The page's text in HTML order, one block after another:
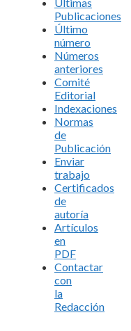
Publicaciones
Último
número
Números
anteriores
Comité
Editorial
Indexaciones
Normas
de
Publicación
Enviar
trabajo
Certificados
de
autoría
Artículos
en
PDF
Contactar
con
la
Redacción